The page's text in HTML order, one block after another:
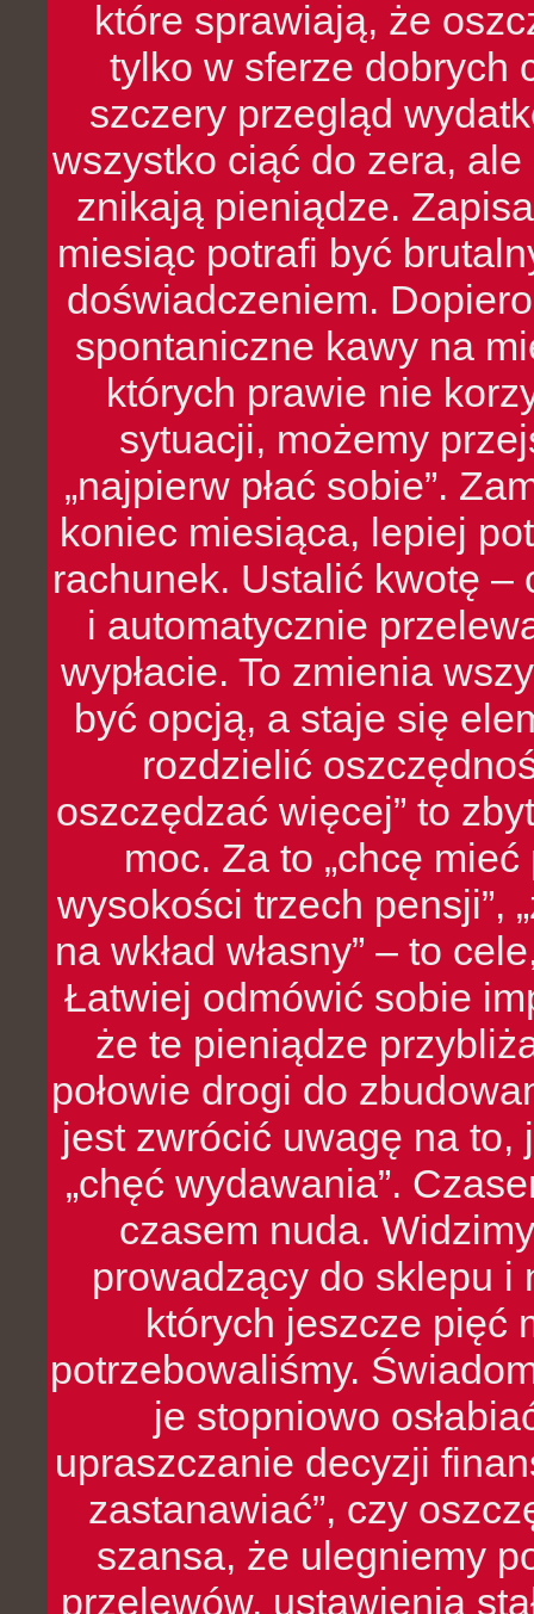
które sprawiają, że
tylko w sferze dobrych
szczery przegląd
wszystko ciąć do zera,
znikają pieniądze.
miesiąc potrafi być
doświadczeniem.
spontaniczne kawy na
których prawie nie
sytuacji, możemy
„najpierw płać sobie”.
koniec miesiąca, lepiej
rachunek. Ustalić kwotę
i automatycznie
wypłacie. To zmienia
być opcją, a staje się
rozdzielić
oszczędzać więcej” to
moc. Za to „chcę
wysokości trzech pensji”,
na wkład własny” – to
Łatwiej odmówić sobie
że te pieniądze
połowie drogi do
jest zwrócić uwagę na to,
„chęć wydawania”.
czasem nuda.
prowadzący do sklepu i
których jeszcze pięć
potrzebowaliśmy.
je stopniowo
upraszczanie decyzji
zastanawiać”, czy
szansa, że ulegniemy
przelewów, ustawienia